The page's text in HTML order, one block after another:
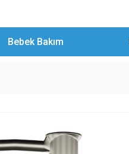
Bebek Bakım